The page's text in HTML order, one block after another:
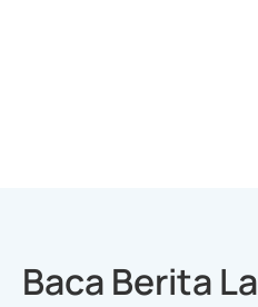
Baca Berita